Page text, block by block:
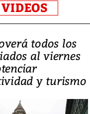
VIDEOS
todos los
al viernes
y turismo